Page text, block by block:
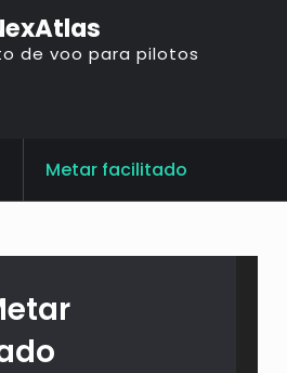
de voo para pilotos
Metar facilitado